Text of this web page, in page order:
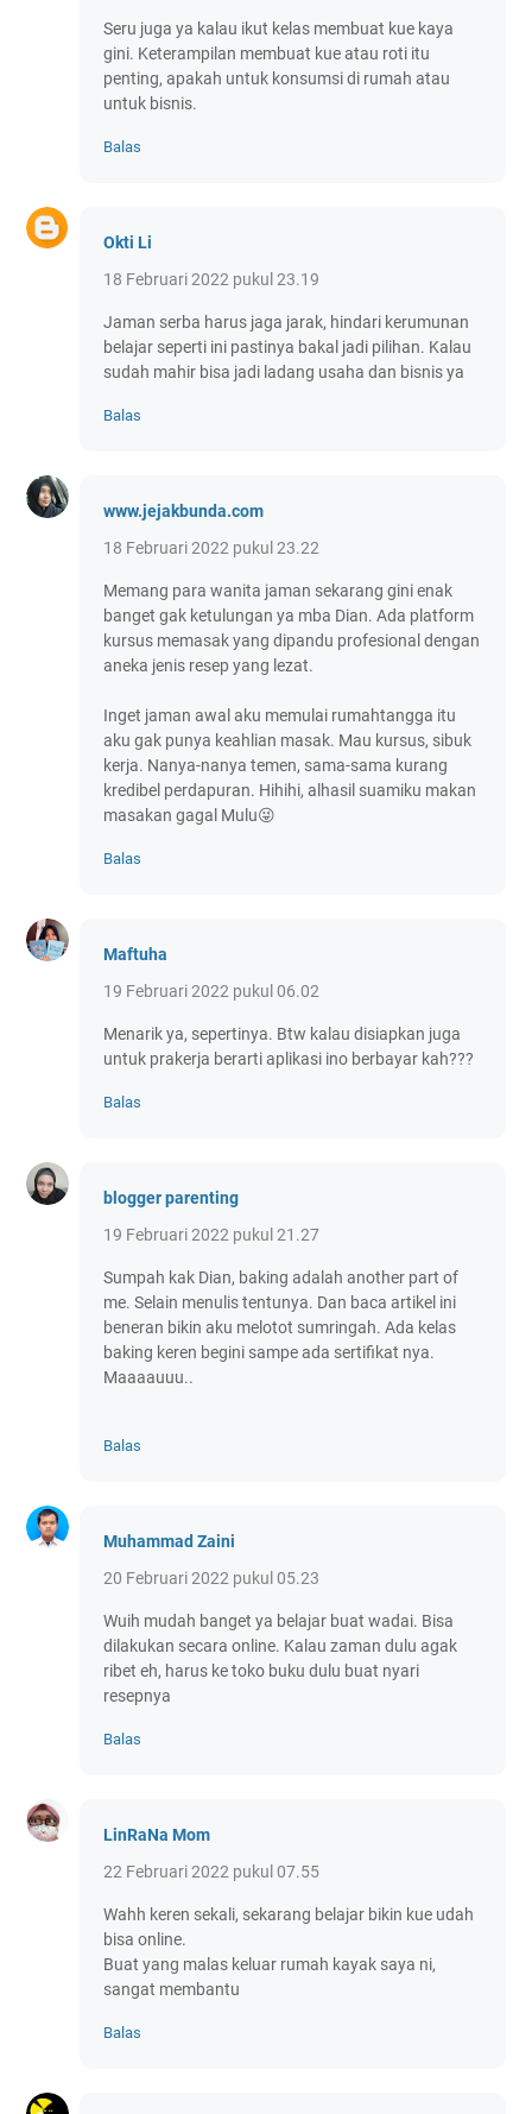
Seru juga ya kalau ikut kelas membuat kue kaya
gini. Keterampilan membuat kue atau roti itu
penting, apakah untuk konsumsi di rumah atau
untuk bisnis.
Balas
Okti Li
18 Februari 2022 pukul 23.19
Jaman serba harus jaga jarak, hindari kerumunan
belajar seperti ini pastinya bakal jadi pilihan. Kalau
sudah mahir bisa jadi ladang usaha dan bisnis ya
Balas
www.jejakbunda.com
18 Februari 2022 pukul 23.22
Memang para wanita jaman sekarang gini enak
banget gak ketulungan ya mba Dian. Ada platform
kursus memasak yang dipandu profesional dengan
aneka jenis resep yang lezat.
Inget jaman awal aku memulai rumahtangga itu
aku gak punya keahlian masak. Mau kursus, sibuk
kerja. Nanya-nanya temen, sama-sama kurang
kredibel perdapuran. Hihihi, alhasil suamiku makan
masakan gagal Mulu😜
Balas
Maftuha
19 Februari 2022 pukul 06.02
Menarik ya, sepertinya. Btw kalau disiapkan juga
untuk prakerja berarti aplikasi ino berbayar kah???
Balas
blogger parenting
19 Februari 2022 pukul 21.27
Sumpah kak Dian, baking adalah another part of
me. Selain menulis tentunya. Dan baca artikel ini
beneran bikin aku melotot sumringah. Ada kelas
baking keren begini sampe ada sertifikat nya.
Maaaauuu..
Balas
Muhammad Zaini
20 Februari 2022 pukul 05.23
Wuih mudah banget ya belajar buat wadai. Bisa
dilakukan secara online. Kalau zaman dulu agak
ribet eh, harus ke toko buku dulu buat nyari
resepnya
Balas
LinRaNa Mom
22 Februari 2022 pukul 07.55
Wahh keren sekali, sekarang belajar bikin kue udah
bisa online.
Buat yang malas keluar rumah kayak saya ni,
sangat membantu
Balas